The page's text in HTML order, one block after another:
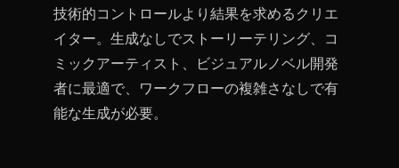
技術的コントロールより結果を求めるクリエ
イター。生成なしでストーリーテリング、コ
ミックアーティスト、ビジュアルノベル開発
者に最適で、ワークフローの複雑さなしで有
能な生成が必要。